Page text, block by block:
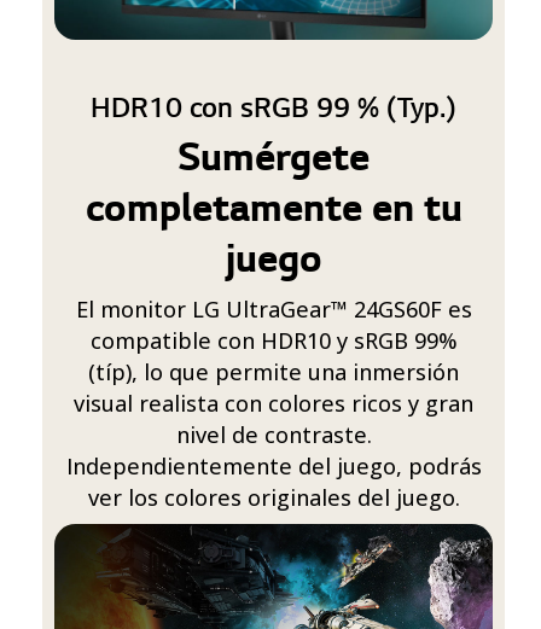
HDR10 con sRGB 99 % (Typ.)
Sumérgete
completamente en tu
juego
El monitor LG UltraGear™ 24GS60F es
compatible con HDR10 y sRGB 99%
(típ), lo que permite una inmersión
visual realista con colores ricos y gran
nivel de contraste.
Independientemente del juego, podrás
ver los colores originales del juego.